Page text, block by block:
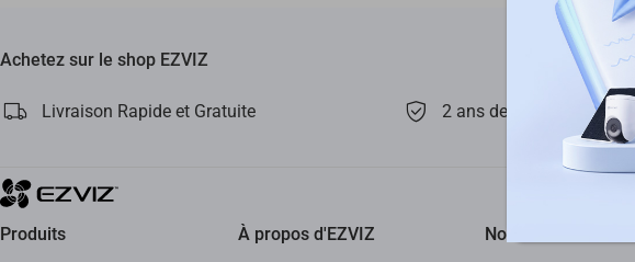
Achetez sur le shop EZVIZ
Livraison Rapide et Gratuite 2 ans de garantie
Produits À propos d'EZVIZ Nouvelles et